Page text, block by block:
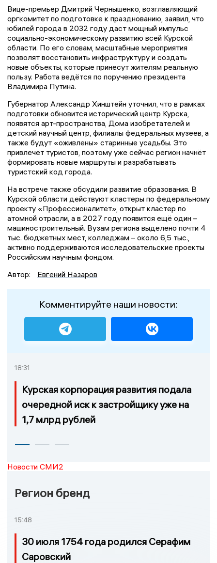
Вице-премьер Дмитрий Чернышенко, возглавляющий
оргкомитет по подготовке к празднованию, заявил, что
юбилей города в 2032 году даст мощный импульс
социально-экономическому развитию всей Курской
области. По его словам, масштабные мероприятия
позволят восстановить инфраструктуру и создать
новые объекты, которые принесут жителям реальную
пользу. Работа ведётся по поручению президента
Владимира Путина.
Губернатор Александр Хинштейн уточнил, что в рамках
подготовки обновится исторический центр Курска,
появятся арт-пространства, Дома изобретателей и
детский научный центр, филиалы федеральных музеев, а
также будут «оживлены» старинные усадьбы. Это
привлечёт туристов, поэтому уже сейчас регион начнёт
формировать новые маршруты и разрабатывать
туристский код города.
На встрече также обсудили развитие образования. В
Курской области действуют кластеры по федеральному
проекту «Профессионалитет», открыт кластер по
атомной отрасли, а в 2027 году появится ещё один –
машиностроительный. Вузам региона выделено почти 4
тыс. бюджетных мест, колледжам – около 6,5 тыс.,
активно поддерживаются исследовательские проекты
Российским научным фондом.
Автор:
Евгений Назаров
Комментируйте наши новости:
18:31
Курская корпорация развития подала
очередной иск к застройщику уже на
1,7 млрд рублей
Новости СМИ2
Регион бренд
15:48
30 июля 1754 года родился Серафим
Саровский